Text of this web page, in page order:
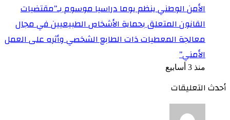
الأمن الوطني ينظم يوما دراسيا موسوم بـ”مقتضيات
القانون المتعلق بحماية الأشخاص الطبيعيين في مجال
معالجة المعطيات ذات الطابع الشخصي وأثره على العمل
الأمني”
منذ 3 أسابيع
أحدث التعليقات